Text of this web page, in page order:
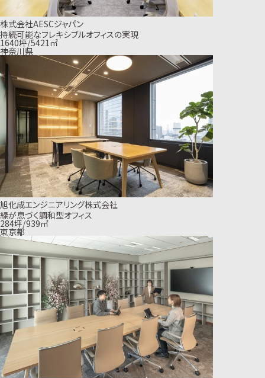
株式会社AESCジャパン
持続可能なフレキシブルオフィスの実現
1640坪/5421㎡
神奈川県
旭化成エンジニアリング株式会社
緑が息づく調和型オフィス
284坪/939㎡
東京都